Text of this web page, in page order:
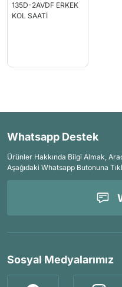
Whatsapp Destek
Ürünler Hakkında Bilgi Almak,
Aşağıdaki Whatsapp Butonuna
Sosyal Medyalarımız